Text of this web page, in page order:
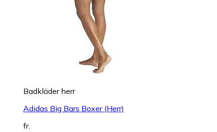
Badkläder herr
Adidas Big Bars Boxer (Herr)
fr.